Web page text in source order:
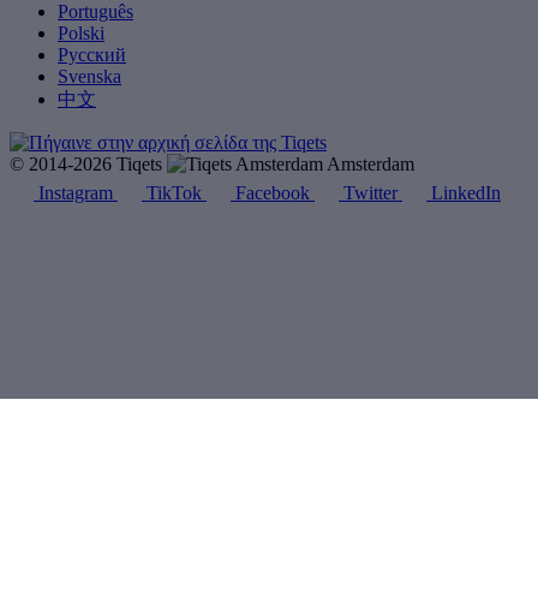
Português
Polski
Русский
Svenska
中文
© 2014-2026 Tiqets
Amsterdam
Instagram
TikTok Facebook Twitter LinkedIn